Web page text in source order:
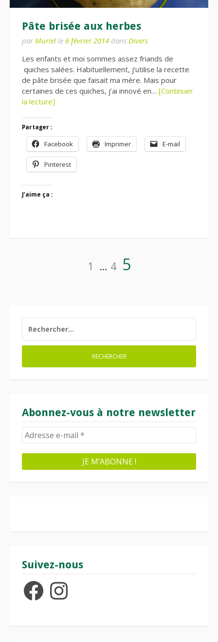
Pâte brisée aux herbes
par Muriel le 6 février 2014 dans Divers
Les enfants et moi sommes assez friands de
quiches salées. Habituellement, j’utilise la recette
de pâte brisée que faisait ma mère. Mais pour
certaines de ces quiches, j’ai innové en… [Continuer
la lecture]
Partager :
Facebook Imprimer E-mail
Pinterest
J’aime ça :
Page
1 … Page
4 Page
5
Abonnez-vous à notre newsletter
Suivez-nous
FacebookInstagram